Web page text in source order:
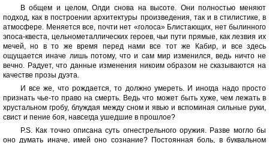
В общем и целом, Олди снова на высоте. Они полностью меняют
подход, как в построении архитектуры произведения, так и в стилистике, в
атмосфере. Меняется все, почти нет «голоса» Блистающих, нет былинного
эпоса-квеста, цельнометаллических героев, чьи пути прямые, как лезвия их
мечей, но в то же время перед нами все тот же Кабир, и все здесь
ощущается иначе лишь потому, что и сам мир изменился, ведь ничто не
вечно. Радует, что данные изменения никоим образом не сказываются на
качестве прозы дуэта.
И все же, что рождается, то должно умереть. И иногда надо просто
признать чье-то право на смерть. Ведь что может быть хуже, чем лежать в
хрустальном гробу, блуждая между сном и явью и вспоминая сильные руки,
свист и пение боя, навсегда ушедшие в прошлое?
P.S. Как точно описана суть огнестрельного оружия. Разве могло бы
оно думать иначе, имей оно сознание? Постоянная боль, в буквальном